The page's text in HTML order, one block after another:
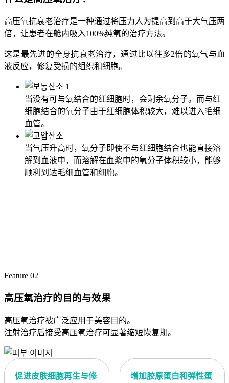
高压氧抗衰老治疗是一种通过将压力人为提高到高于大气压两
倍，让患者在舱内吸入100%纯氧的治疗方法。
这是最先进的全身抗衰老治疗，通过比以往多2倍的氧气与血
液反应，修复受损的组织和细胞。
当没有可与氧结合的红细胞时，会剩余氧分子。而与红
细胞结合的氧分子由于红细胞体积较大，难以进入毛细
血管。
当气压升高时，氧分子即使不与红细胞结合也能直接溶
解到血液中，而溶解在血浆中的氧分子体积较小，能够
顺利到达毛细血管和细胞。
Feature 02
高压氧治疗的目的与效果
高压氧治疗被广泛应用于美容目的。
注射治疗后接受高压氧治疗可显著缩短恢复期。
促进皮肤细胞再生与修
增加胶原蛋白和弹性蛋